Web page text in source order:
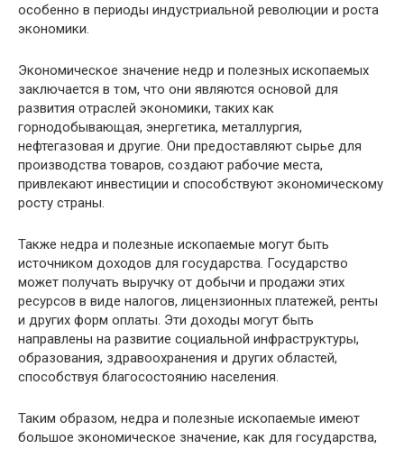
особенно в периоды индустриальной революции и роста
экономики.
Экономическое значение недр и полезных ископаемых
заключается в том, что они являются основой для
развития отраслей экономики, таких как
горнодобывающая, энергетика, металлургия,
нефтегазовая и другие. Они предоставляют сырье для
производства товаров, создают рабочие места,
привлекают инвестиции и способствуют экономическому
росту страны.
Также недра и полезные ископаемые могут быть
источником доходов для государства. Государство
может получать выручку от добычи и продажи этих
ресурсов в виде налогов, лицензионных платежей, ренты
и других форм оплаты. Эти доходы могут быть
направлены на развитие социальной инфраструктуры,
образования, здравоохранения и других областей,
способствуя благосостоянию населения.
Таким образом, недра и полезные ископаемые имеют
большое экономическое значение, как для государства,